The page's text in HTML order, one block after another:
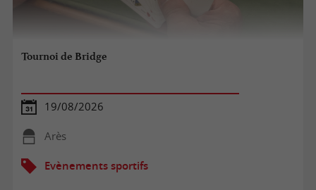
Tournoi de Bridge
19/08/2026
Arès
Evènements sportifs